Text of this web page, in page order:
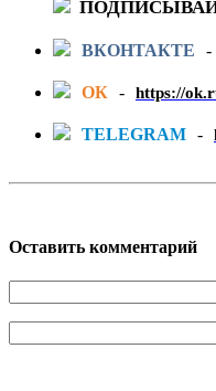
ВКОНТАКТЕ -
ОК - https://
TELEGRAM -
Оставить комментарий